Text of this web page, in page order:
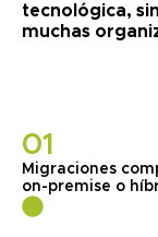
tecnológica,
muchas
01
Migraciones
on-premise o